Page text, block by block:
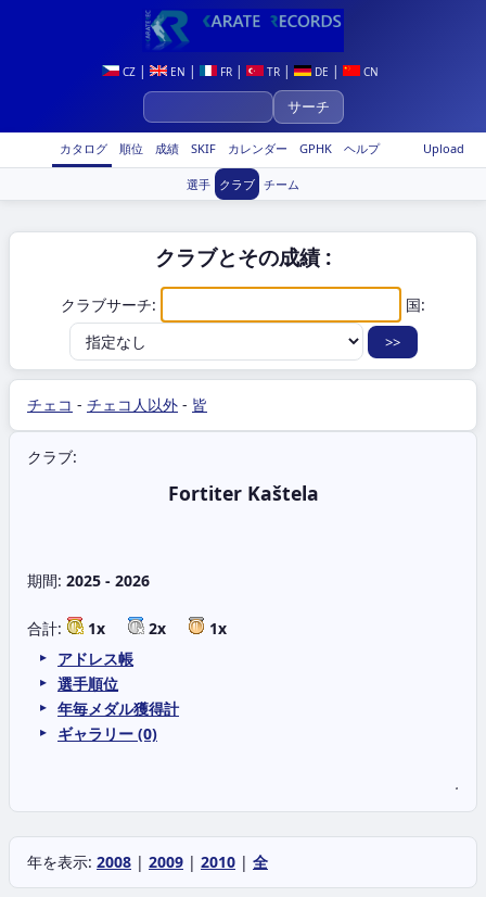
CZ| EN | FR| TR| DE | CN
Upload
カタログ 順位 成績 SKIF カレンダー GPHK ヘルプ
選手 クラブ チーム
クラブとその成績 :
クラブサーチ: 国:
チェコ - チェコ人以外 - 皆
クラブ:
Fortiter Kaštela
期間: 2025 - 2026
合計: 1x 2x
1x
アドレス帳
選手順位
年毎メダル獲得計
ギャラリー (0)
.
年を表示: 2008 | 2009 | 2010 | 全